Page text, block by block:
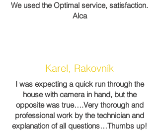
We used the Optimal service, satisfaction.
Alca
Karel, Rakovník
I was expecting a quick run through the
house with camera in hand, but the
opposite was true….Very thorough and
professional work by the technician and
explanation of all questions…Thumbs up!